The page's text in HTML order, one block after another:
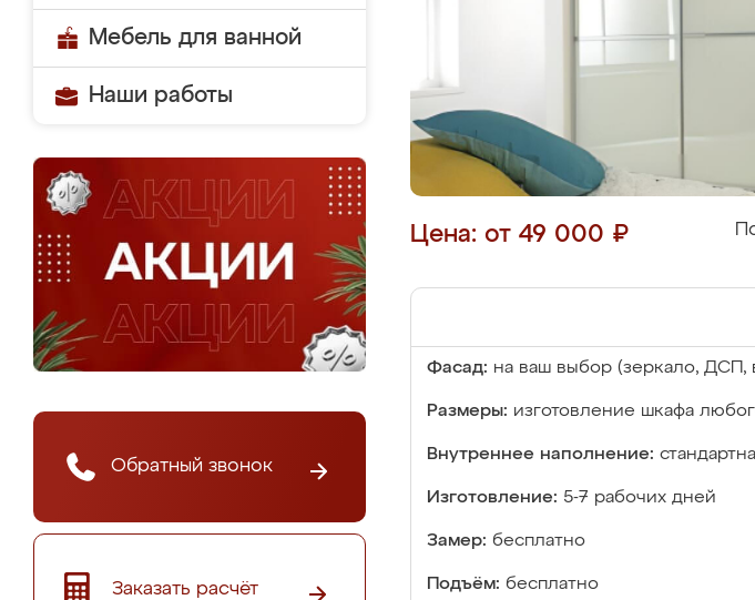
Мебель для ванной
Наши работы
Обратный звонок
Заказать расчёт
Цена: от 49 000 ₽
Фасад: на ваш выбор (зеркало, ДСП,
Размеры: изготовление шкафа
Внутреннее наполнение:
Изготовление: 5-7 рабочих дней
Замер: бесплатно
Подъём: бесплатно